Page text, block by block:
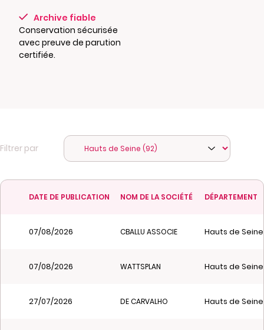
Archive fiable
Conservation sécurisée
avec preuve de parution
certifiée.
Filtrer par
DATE DE PUBLICATION NOM DE LA SOCIÉTÉ DÉPARTEMENT
07/08/2026 CBALLU ASSOCIE Hauts de
07/08/2026 WATTSPLAN Hauts de
27/07/2026 DE CARVALHO Hauts de